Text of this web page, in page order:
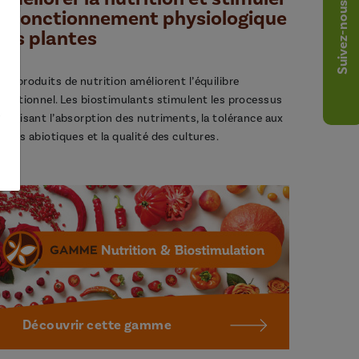
le fonctionnement physiologique
des plantes
Nos produits de nutrition améliorent l’équilibre
nutritionnel. Les biostimulants stimulent les processus
l’absorption des nutriments, la tolérance aux
stress abiotiques et la qualité des cultures.
Découvrir cette gamme
Suivez-nous